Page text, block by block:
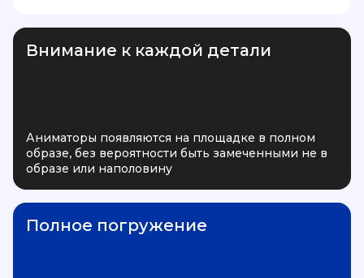
Внимание к каждой детали
Аниматоры появляются на площадке в полном
образе, без вероятности быть замеченными не в
образе или наполовину
Полное погружение